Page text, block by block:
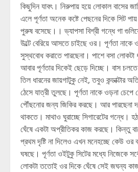
কিছুদিন যাবৎ। নিরুপায় হয়ে লোকাল বাসের
এলে পূর্ণতা অনেক কষ্টে পেছনের দিকে সিট
পুরুষ বসেছে।। ভ্যাপসা বিশ্রী গন্ধে গা
উল্টে বেরিয়ে আসতে চাইছে ওর। পূর্ণতা নাকে
সুস্থবোধ করাতে পারছেনা। পাশে বসা লোকটা
আবার পূর্ণতার দিকেই ছেড়ে দিচ্ছে। বাস
তিল ধারনের জায়গাটুকু নেই, তবুও কন্ডাক্টার
ঠেসে যাত্রী তুলছে। পূর্ণতা নাকে ওড়না
পৌঁছনোর জন্য জিকির করছে। আর পারছেনা
থাকতে। মাথাও ঘুরাচ্ছে সিগারেটের গন্ধে।
ঘেঁষে একটা অপ্রীতিকর কাজ করছে। কিন্তু
প্রথম দৃষ্টি না দিলেও এখন মনেহচ্ছে কেউ ওর
ঘষছে। পূর্ণতা ওইটুকু সিটের মধ্যে নিজেকে
লোকটা ততোই ওর দিকে ঘেঁষে সেই জঘন্য